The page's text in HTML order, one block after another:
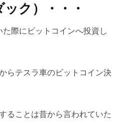
ク） ・・・
際にビットコインへ投資し
らテスラ車のビットコイン決
ることは昔から言われていた